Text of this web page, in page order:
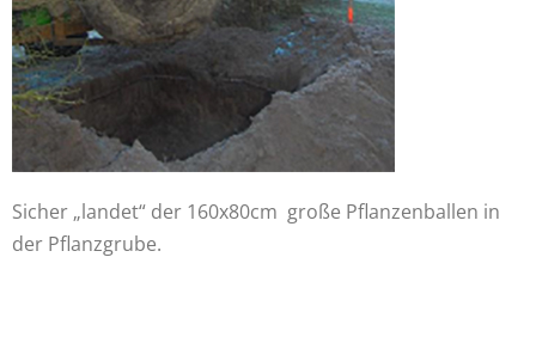
Sicher „landet“ der 160x80cm große Pflanzenballen in
der Pflanzgrube.